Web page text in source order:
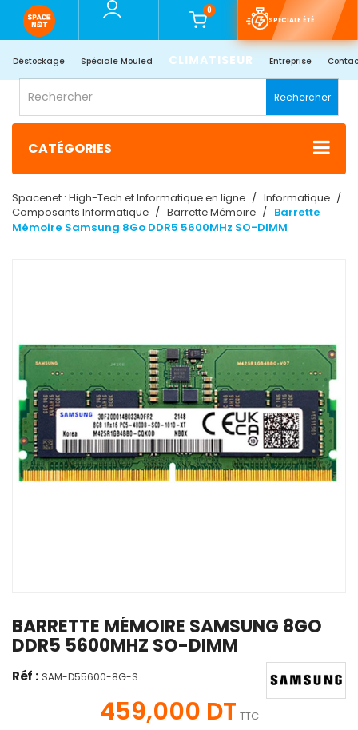
0
SPÉCIALE ÉTÉ
Déstockage Spéciale Mouled CLIMATISEUR Entreprise
Rechercher
CATÉGORIES
Spacenet : High-Tech et Informatique en ligne
Informatique
Composants Informatique
Barrette Mémoire
Barrette
Mémoire Samsung 8Go DDR5 5600MHz SO-DIMM
BARRETTE MÉMOIRE SAMSUNG 8GO
DDR5 5600MHZ SO-DIMM
Réf : SAM-D55600-8G-S
459,000 DT TTC